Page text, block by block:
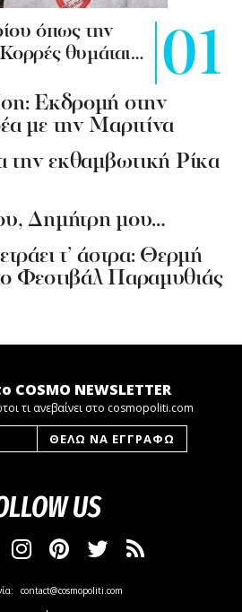
όπως την
θυμάται…
Εκδρομή στην
με την Μαριτίνα
την εκθαμβωτική Ρίκα
Δημήτρη μου…
τ’ άστρα: Θερμή
Φεστιβάλ Παραμυθιάς
COSMO NEWSLETTER
τι ανεβαίνει στο cosmopoliti.com
US
contact@cosmopoliti.com